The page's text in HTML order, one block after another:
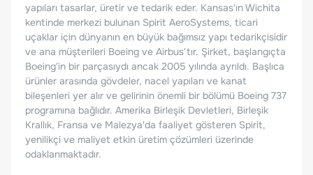
yapıları tasarlar, üretir ve tedarik eder. Kansas'ın Wichita
kentinde merkezi bulunan Spirit AeroSystems, ticari
uçaklar için dünyanın en büyük bağımsız yapı tedarikçisidir
ve ana müşterileri Boeing ve Airbus'tır. Şirket, başlangıçta
Boeing'in bir parçasıydı ancak 2005 yılında ayrıldı. Başlıca
ürünler arasında gövdeler, nacel yapıları ve kanat
bileşenleri yer alır ve gelirinin önemli bir bölümü Boeing 737
programına bağlıdır. Amerika Birleşik Devletleri, Birleşik
Krallık, Fransa ve Malezya'da faaliyet gösteren Spirit,
yenilikçi ve maliyet etkin üretim çözümleri üzerinde
odaklanmaktadır.